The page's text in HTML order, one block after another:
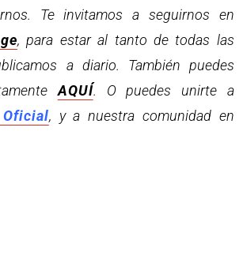
Te invitamos a seguirnos en
, para estar al tanto de todas las
a diario. También puedes
AQUÍ. O puedes unirte a
, y a nuestra comunidad en